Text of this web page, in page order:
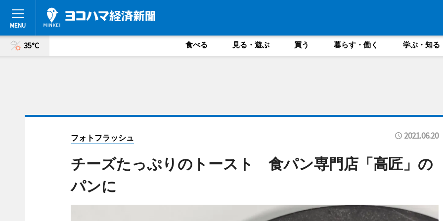
35°C 食べる 見る・遊ぶ 買う 暮らす・働く 学ぶ・知る
フォトフラッシュ 2021.06.20
チーズたっぷりのトースト 食パン専門店「高匠」の
パンに